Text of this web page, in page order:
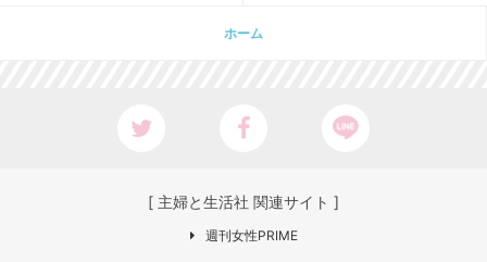
ホーム
[ 主婦と生活社 関連サイト ]
週刊女性PRIME